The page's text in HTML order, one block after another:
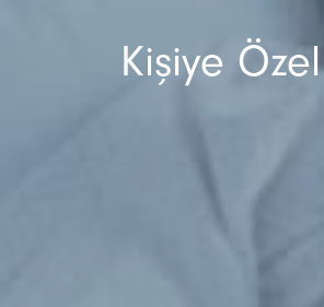
Kişiye